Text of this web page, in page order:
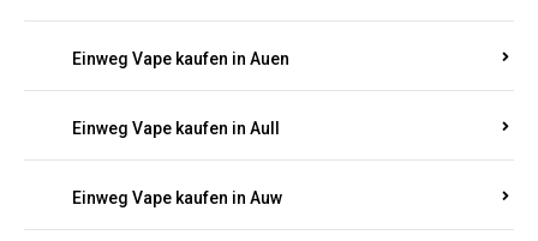
Einweg Vape kaufen in Auen
Einweg Vape kaufen in Aull
Einweg Vape kaufen in Auw